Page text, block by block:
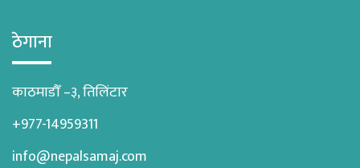
ठेगाना
काठमाडौँ –३, तिलिंटार
+977-14959311
info@nepalsamaj.com